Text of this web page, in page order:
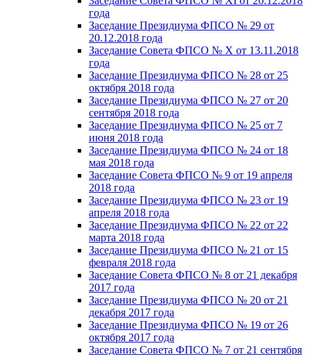
года
Заседание Президиума ФПСО № 29 от
20.12.2018 года
Заседание Совета ФПСО № X от 13.11.2018
года
Заседание Президиума ФПСО № 28 от 25
октября 2018 года
Заседание Президиума ФПСО № 27 от 20
сентября 2018 года
Заседание Президиума ФПСО № 25 от 7
июня 2018 года
Заседание Президиума ФПСО № 24 от 18
мая 2018 года
Заседание Совета ФПСО № 9 от 19 апреля
2018 года
Заседание Президиума ФПСО № 23 от 19
апреля 2018 года
Заседание Президиума ФПСО № 22 от 22
марта 2018 года
Заседание Президиума ФПСО № 21 от 15
февраля 2018 года
Заседание Совета ФПСО № 8 от 21 декабря
2017 года
Заседание Президиума ФПСО № 20 от 21
декабря 2017 года
Заседание Президиума ФПСО № 19 от 26
октября 2017 года
Заседание Совета ФПСО № 7 от 21 сентября